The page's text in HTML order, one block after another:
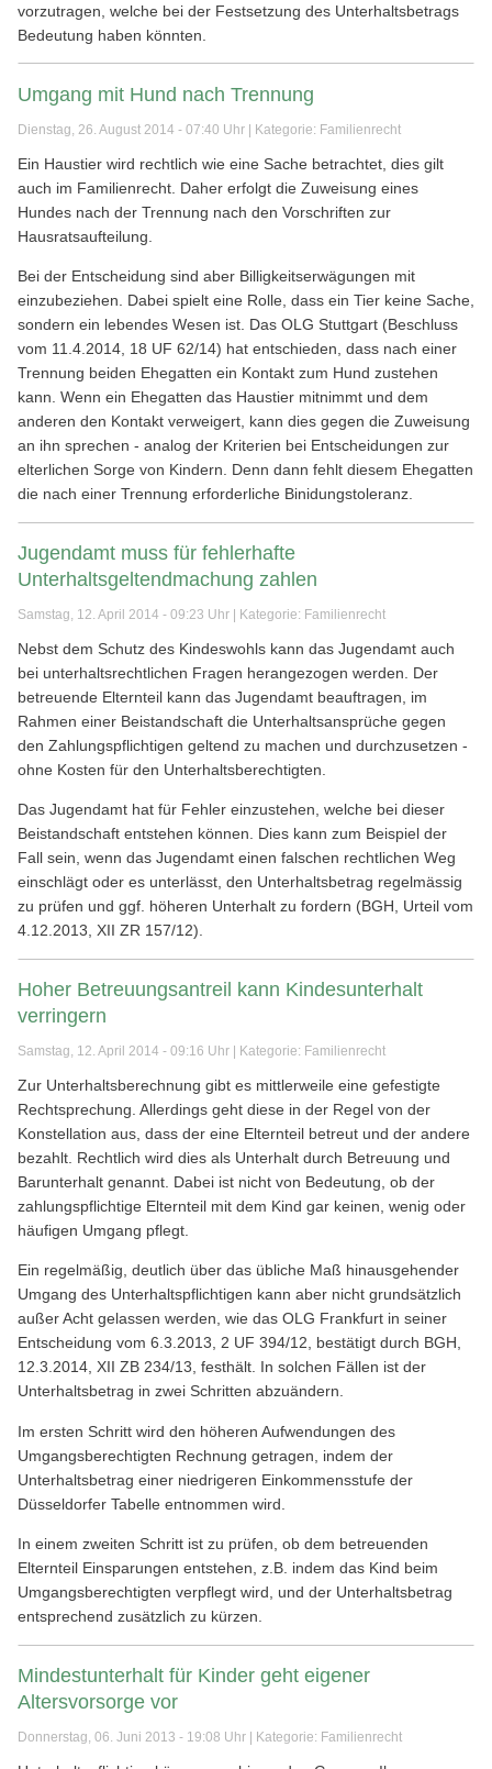
vorzutragen, welche bei der Festsetzung des Unterhaltsbetrags
Bedeutung haben könnten.
Umgang mit Hund nach Trennung
Dienstag, 26. August 2014 - 07:40 Uhr | Kategorie: Familienrecht
Ein Haustier wird rechtlich wie eine Sache betrachtet, dies gilt
auch im Familienrecht. Daher erfolgt die Zuweisung eines
Hundes nach der Trennung nach den Vorschriften zur
Hausratsaufteilung.
Bei der Entscheidung sind aber Billigkeitserwägungen mit
einzubeziehen. Dabei spielt eine Rolle, dass ein Tier keine Sache,
sondern ein lebendes Wesen ist. Das OLG Stuttgart (Beschluss
vom 11.4.2014, 18 UF 62/14) hat entschieden, dass nach einer
Trennung beiden Ehegatten ein Kontakt zum Hund zustehen
kann. Wenn ein Ehegatten das Haustier mitnimmt und dem
anderen den Kontakt verweigert, kann dies gegen die Zuweisung
an ihn sprechen - analog der Kriterien bei Entscheidungen zur
elterlichen Sorge von Kindern. Denn dann fehlt diesem Ehegatten
die nach einer Trennung erforderliche Binidungstoleranz.
Jugendamt muss für fehlerhafte
Unterhaltsgeltendmachung zahlen
Samstag, 12. April 2014 - 09:23 Uhr | Kategorie: Familienrecht
Nebst dem Schutz des Kindeswohls kann das Jugendamt auch
bei unterhaltsrechtlichen Fragen herangezogen werden. Der
betreuende Elternteil kann das Jugendamt beauftragen, im
Rahmen einer Beistandschaft die Unterhaltsansprüche gegen
den Zahlungspflichtigen geltend zu machen und durchzusetzen -
ohne Kosten für den Unterhaltsberechtigten.
Das Jugendamt hat für Fehler einzustehen, welche bei dieser
Beistandschaft entstehen können. Dies kann zum Beispiel der
Fall sein, wenn das Jugendamt einen falschen rechtlichen Weg
einschlägt oder es unterlässt, den Unterhaltsbetrag regelmässig
zu prüfen und ggf. höheren Unterhalt zu fordern (BGH, Urteil vom
4.12.2013, XII ZR 157/12).
Hoher Betreuungsantreil kann Kindesunterhalt
verringern
Samstag, 12. April 2014 - 09:16 Uhr | Kategorie: Familienrecht
Zur Unterhaltsberechnung gibt es mittlerweile eine gefestigte
Rechtsprechung. Allerdings geht diese in der Regel von der
Konstellation aus, dass der eine Elternteil betreut und der andere
bezahlt. Rechtlich wird dies als Unterhalt durch Betreuung und
Barunterhalt genannt. Dabei ist nicht von Bedeutung, ob der
zahlungspflichtige Elternteil mit dem Kind gar keinen, wenig oder
häufigen Umgang pflegt.
Ein regelmäßig, deutlich über das übliche Maß hinausgehender
Umgang des Unterhaltspflichtigen kann aber nicht grundsätzlich
außer Acht gelassen werden, wie das OLG Frankfurt in seiner
Entscheidung vom 6.3.2013, 2 UF 394/12, bestätigt durch BGH,
12.3.2014, XII ZB 234/13, festhält. In solchen Fällen ist der
Unterhaltsbetrag in zwei Schritten abzuändern.
Im ersten Schritt wird den höheren Aufwendungen des
Umgangsberechtigten Rechnung getragen, indem der
Unterhaltsbetrag einer niedrigeren Einkommensstufe der
Düsseldorfer Tabelle entnommen wird.
In einem zweiten Schritt ist zu prüfen, ob dem betreuenden
Elternteil Einsparungen entstehen, z.B. indem das Kind beim
Umgangsberechtigten verpflegt wird, und der Unterhaltsbetrag
entsprechend zusätzlich zu kürzen.
Mindestunterhalt für Kinder geht eigener
Altersvorsorge vor
Donnerstag, 06. Juni 2013 - 19:08 Uhr | Kategorie: Familienrecht